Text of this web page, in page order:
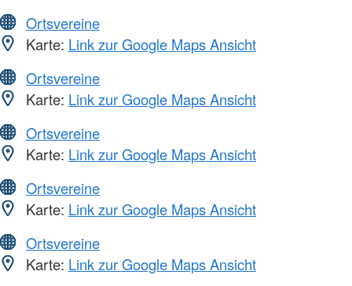
Ortsvereine
Karte: Link zur Google Maps Ansicht
Ortsvereine
Karte: Link zur Google Maps Ansicht
Ortsvereine
Karte: Link zur Google Maps Ansicht
Ortsvereine
Karte: Link zur Google Maps Ansicht
Ortsvereine
Karte: Link zur Google Maps Ansicht